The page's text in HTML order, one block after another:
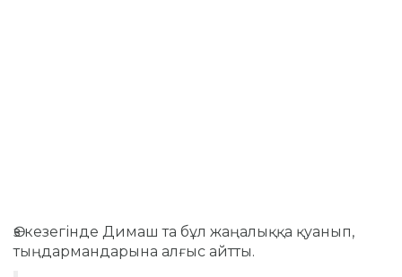
Өз кезегінде Димаш та бұл жаңалыққа қуанып,
тыңдармандарына алғыс айтты.